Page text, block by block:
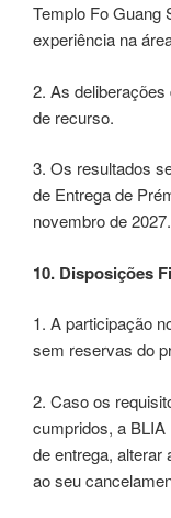
Templo Fo Guang
experiência na
2. As
de recurso.
3. Os resultados
de Entrega de
novembro de 2027.
10. Disposições
1. A participação
sem reservas do
2. Caso os
cumpridos, a
de entrega,
ao seu